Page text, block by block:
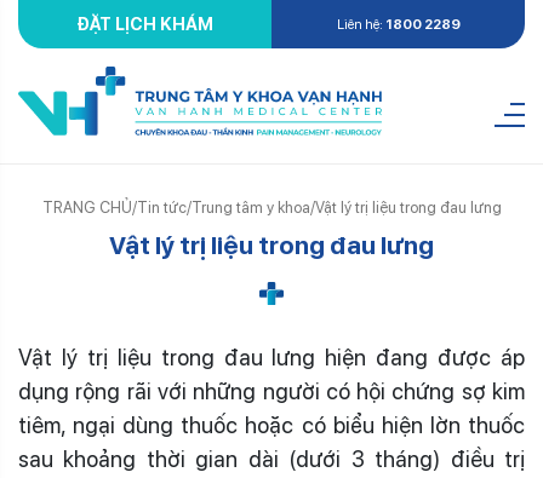
ĐẶT LỊCH KHÁM Liên hệ: 1800 2289
TRANG CHỦ/Tin tức/Trung tâm y khoa/Vật lý trị liệu trong đau lưng
Vật lý trị liệu trong đau lưng
Vật lý trị liệu trong đau lưng hiện đang được áp
dụng rộng rãi với những người có hội chứng sợ kim
tiêm, ngại dùng thuốc hoặc có biểu hiện lờn thuốc
sau khoảng thời gian dài (dưới 3 tháng) điều trị